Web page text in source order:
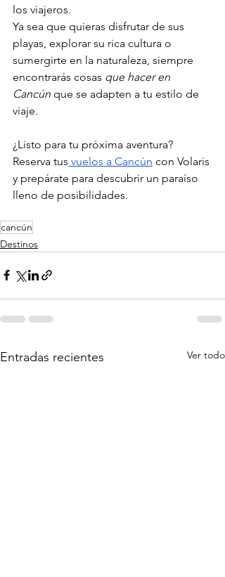
los viajeros.
Ya sea que quieras disfrutar de sus
playas, explorar su rica cultura o
sumergirte en la naturaleza, siempre
encontrarás cosas que hacer en
Cancún que se adapten a tu estilo de
viaje.
¿Listo para tu próxima aventura?
Reserva tus vuelos a Cancún con Volaris
y prepárate para descubrir un paraíso
lleno de posibilidades.
cancún
Destinos
Entradas recientes Ver todo